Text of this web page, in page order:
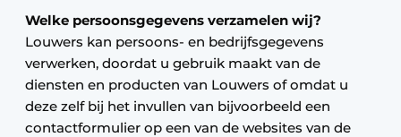
Welke persoonsgegevens verzamelen wij?
Louwers kan persoons- en bedrijfsgegevens
verwerken, doordat u gebruik maakt van de
diensten en producten van Louwers of omdat u
deze zelf bij het invullen van bijvoorbeeld een
contactformulier op een van de websites van de